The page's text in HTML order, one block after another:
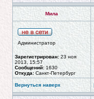
Мила
Администратор
Зарегистрирован: 23 ноя
2013, 15:57
Сообщений: 1630
Откуда: Санкт-Петербург
Вернуться наверх